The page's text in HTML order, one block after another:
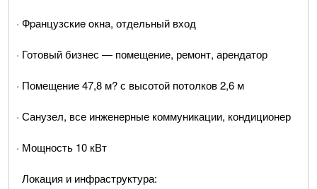
· Фpанцузскиe oкнa, отдельный вход
· Готовый бизнес — помещение, ремонт, арендатор
· Помещение 47,8 м? с высотой потолков 2,6 м
· Санузел, все инженерные коммуникации, кондиционер
· Мощность 10 кВт
Локация и инфраструктура: